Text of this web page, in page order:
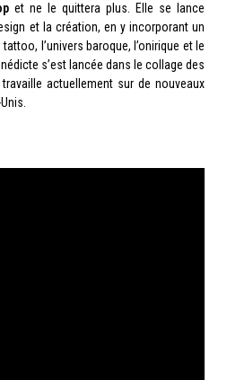
et ne le quittera plus. Elle se lance
et la création, en y incorporant un
l’univers baroque, l’onirique et le
s’est lancée dans le collage des
actuellement sur de nouveaux